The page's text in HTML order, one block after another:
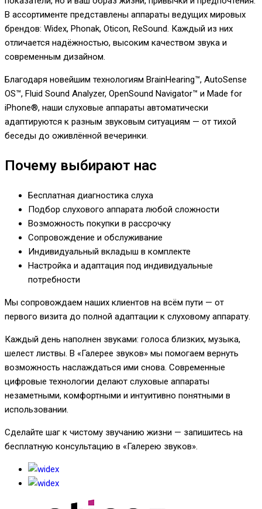
В ассортименте представлены аппараты ведущих мировых
брендов: Widex, Phonak, Oticon, ReSound. Каждый из них
отличается надёжностью, высоким качеством звука и
современным дизайном.
Благодаря новейшим технологиям BrainHearing™, AutoSense
OS™, Fluid Sound Analyzer, OpenSound Navigator™ и Made for
iPhone®, наши слуховые аппараты автоматически
адаптируются к разным звуковым ситуациям — от тихой
беседы до оживлённой вечеринки.
Почему выбирают нас
Бесплатная диагностика слуха
Подбор слухового аппарата любой сложности
Возможность покупки в рассрочку
Сопровождение и обслуживание
Индивидуальный вкладыш в комплекте
Настройка и адаптация под индивидуальные
потребности
Мы сопровождаем наших клиентов на всём пути — от
первого визита до полной адаптации к слуховому аппарату.
Каждый день наполнен звуками: голоса близких, музыка,
шелест листвы. В «Галерее звуков» мы помогаем вернуть
возможность наслаждаться ими снова. Современные
цифровые технологии делают слуховые аппараты
незаметными, комфортными и интуитивно понятными в
использовании.
Сделайте шаг к чистому звучанию жизни — запишитесь на
бесплатную консультацию в «Галерею звуков».